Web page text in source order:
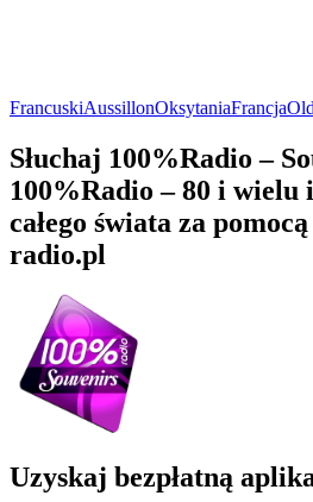
FrancuskiAussillonOksytaniaFrancja
Słuchaj 100%Radio –
100%Radio – 80 i wielu
całego świata za
radio.pl
Uzyskaj bezpłatną